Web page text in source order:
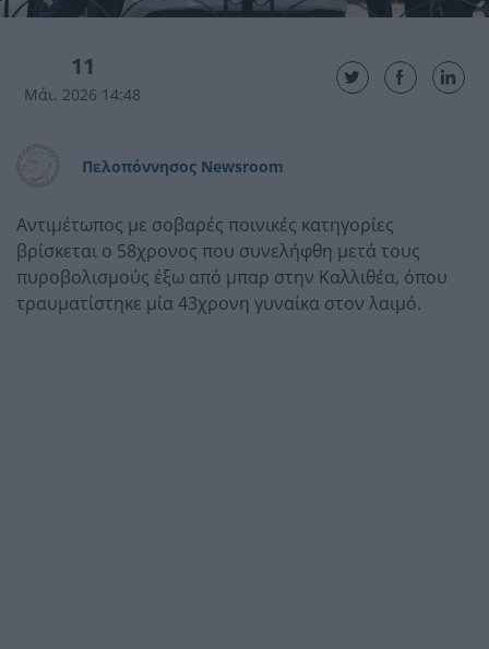
11
Μάι. 2026 14:48
Πελοπόννησος Newsroom
Αντιμέτωπος με σοβαρές ποινικές κατηγορίες
βρίσκεται ο 58χρονος που συνελήφθη μετά τους
πυροβολισμούς έξω από μπαρ στην Καλλιθέα, όπου
τραυματίστηκε μία 43χρονη γυναίκα στον λαιμό.